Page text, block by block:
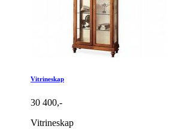
Vitrineskap
30 400,-
Vitrineskap